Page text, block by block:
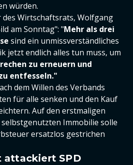
würden.
Wirtschaftsrats, Wolfgang
am Sonntag": "Mehr als drei
sind ein unmissverständliches
jetzt endlich alles tun muss, um
zu erneuern und
entfesseln."
dem Willen des Verbands
für alle senken und den Kauf
Auf den erstmaligen
Immobilie solle
ersatzlos gestrichen
SPD